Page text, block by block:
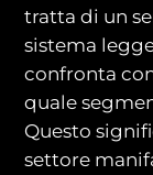
tratta di un
sistema
confronta
quale
Questo
settore